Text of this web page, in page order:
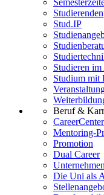
Stud.IP
Studieren im
Studium mit
Beruf &
CareerCenter
Mentoring-
Promotion
Dual Career
Die Uni als